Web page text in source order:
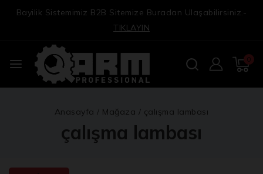
Bayilik Sistemimiz B2B Sitemize Buradan Ulaşabilirsiniz.-
TIKLAYIN
0
Anasayfa / Mağaza / çalışma lambası
çalışma lambası